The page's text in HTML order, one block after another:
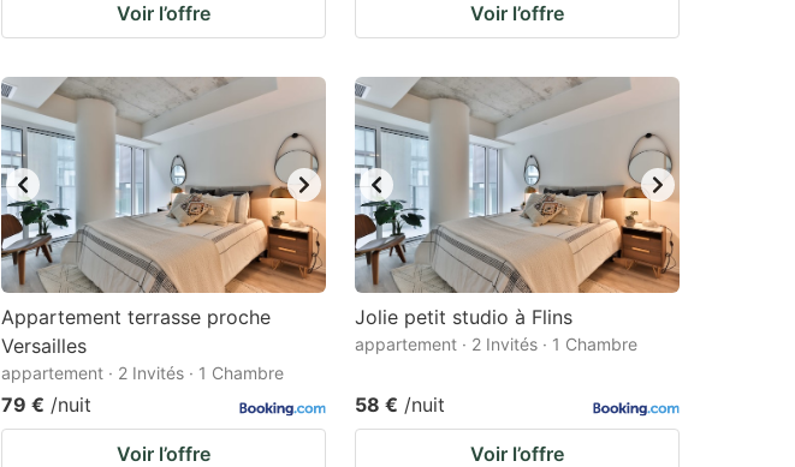
Voir l’offre Voir l’offre
Appartement terrasse proche
Versailles
appartement · 2 Invités · 1 Chambre
79 € /nuit
Voir l’offre
Jolie petit studio à Flins
appartement · 2 Invités · 1 Chambre
58 € /nuit
Voir l’offre